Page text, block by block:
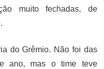
muito fechadas, de
do Grêmio. Não foi das
ano, mas o time teve